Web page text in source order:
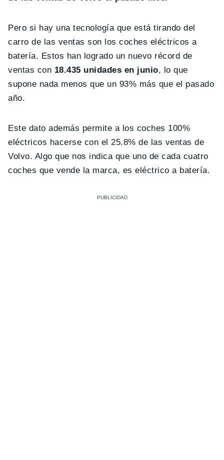
Pero si hay una tecnología que está tirando del
carro de las ventas son los coches eléctricos a
batería. Estos han logrado un nuevo récord de
ventas con 18.435 unidades en junio, lo que
supone nada menos que un 93% más que el pasado
año.
Este dato además permite a los coches 100%
eléctricos hacerse con el 25.8% de las ventas de
Volvo. Algo que nos indica que uno de cada cuatro
coches que vende la marca, es eléctrico a batería.